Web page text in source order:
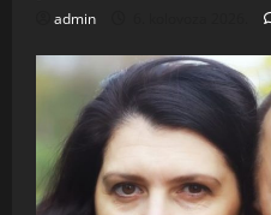
admin